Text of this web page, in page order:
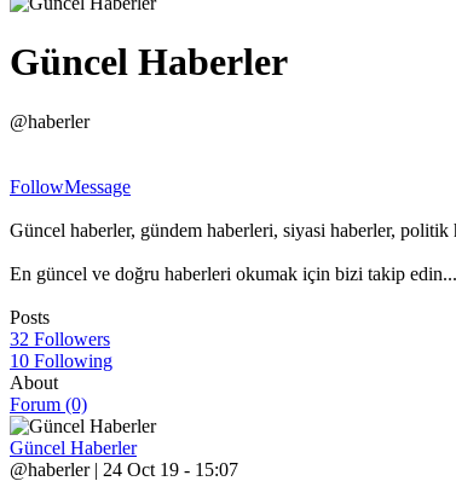
Güncel Haberler
@haberler
FollowMessage
Güncel haberler, gündem haberleri, siyasi haberler,
En güncel ve doğru haberleri okumak için bizi takip edin...
Posts
32 Followers
10 Following
About
Forum (0)
Güncel Haberler
@haberler | 24 Oct 19 - 15:07